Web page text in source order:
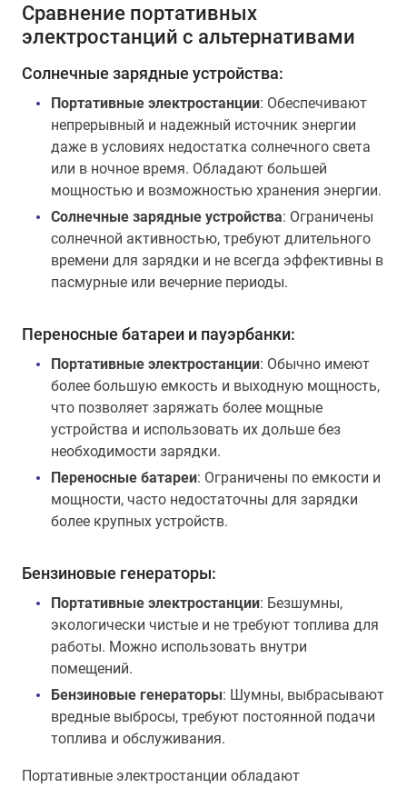
Сравнение портативных
электростанций с альтернативами
Солнечные зарядные устройства:
Портативные электростанции: Обеспечивают
непрерывный и надежный источник энергии
даже в условиях недостатка солнечного света
или в ночное время. Обладают большей
мощностью и возможностью хранения энергии.
Солнечные зарядные устройства: Ограничены
солнечной активностью, требуют длительного
времени для зарядки и не всегда эффективны в
пасмурные или вечерние периоды.
Переносные батареи и пауэрбанки:
Портативные электростанции: Обычно имеют
более большую емкость и выходную мощность,
что позволяет заряжать более мощные
устройства и использовать их дольше без
необходимости зарядки.
Переносные батареи: Ограничены по емкости и
мощности, часто недостаточны для зарядки
более крупных устройств.
Бензиновые генераторы:
Портативные электростанции: Безшумны,
экологически чистые и не требуют топлива для
работы. Можно использовать внутри
помещений.
Бензиновые генераторы: Шумны, выбрасывают
вредные выбросы, требуют постоянной подачи
топлива и обслуживания.
Портативные электростанции обладают